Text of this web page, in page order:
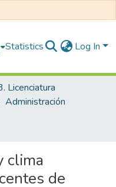
Statistics Log In
Licenciatura
Administración
clima
de